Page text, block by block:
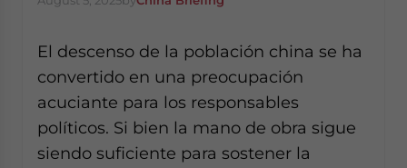
El descenso de la población china se ha
convertido en una preocupación
acuciante para los responsables
políticos. Si bien la mano de obra sigue
siendo suficiente para sostener la